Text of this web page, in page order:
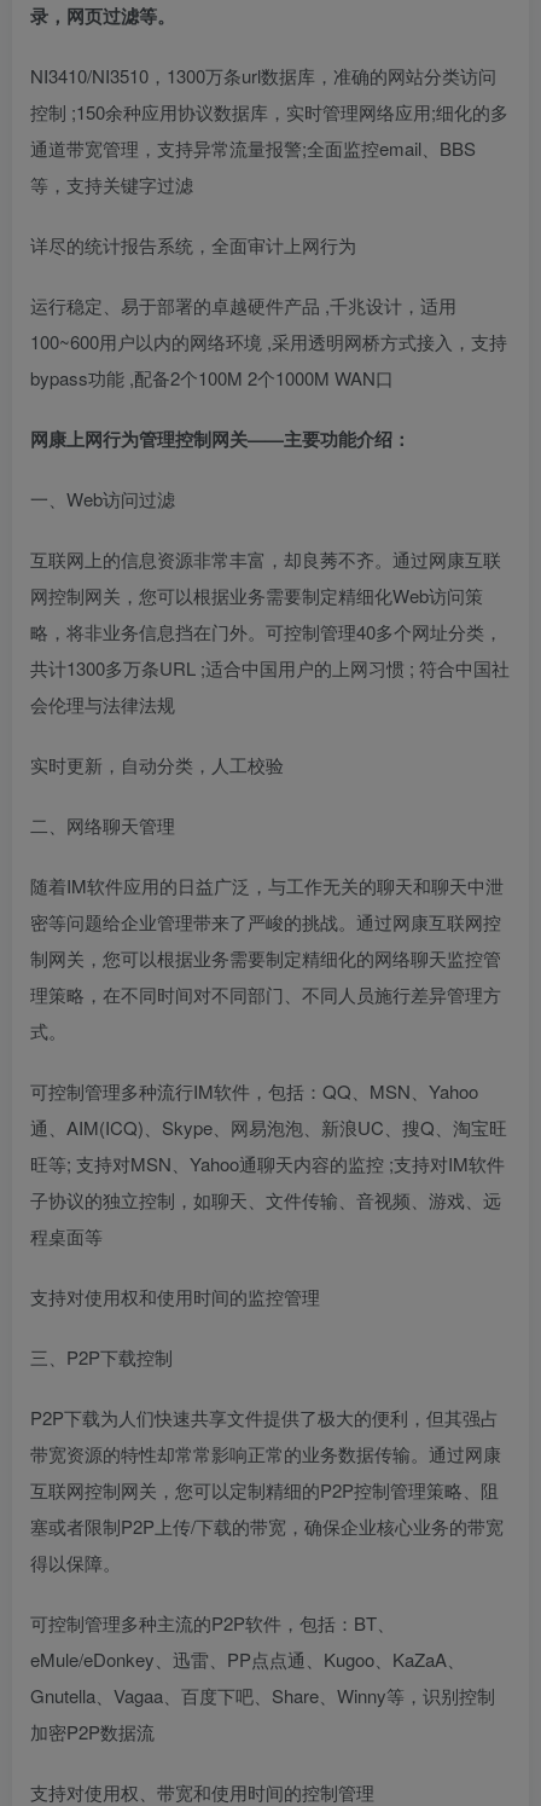
录，网页过滤等。
NI3410/NI3510，1300万条url数据库，准确的网站分类访问
控制 ;150余种应用协议数据库，实时管理网络应用;细化的多
通道带宽管理，支持异常流量报警;全面监控email、BBS
等，支持关键字过滤
详尽的统计报告系统，全面审计上网行为
运行稳定、易于部署的卓越硬件产品 ,千兆设计，适用
100~600用户以内的网络环境 ,采用透明网桥方式接入，支持
bypass功能 ,配备2个100M 2个1000M WAN口
网康上网行为管理控制网关——主要功能介绍：
一、Web访问过滤
互联网上的信息资源非常丰富，却良莠不齐。通过网康互联
网控制网关，您可以根据业务需要制定精细化Web访问策
略，将非业务信息挡在门外。可控制管理40多个网址分类，
共计1300多万条URL ;适合中国用户的上网习惯 ; 符合中国社
会伦理与法律法规
实时更新，自动分类，人工校验
二、网络聊天管理
随着IM软件应用的日益广泛，与工作无关的聊天和聊天中泄
密等问题给企业管理带来了严峻的挑战。通过网康互联网控
制网关，您可以根据业务需要制定精细化的网络聊天监控管
理策略，在不同时间对不同部门、不同人员施行差异管理方
式。
可控制管理多种流行IM软件，包括：QQ、MSN、Yahoo
通、AIM(ICQ)、Skype、网易泡泡、新浪UC、搜Q、淘宝旺
旺等; 支持对MSN、Yahoo通聊天内容的监控 ;支持对IM软件
子协议的独立控制，如聊天、文件传输、音视频、游戏、远
程桌面等
支持对使用权和使用时间的监控管理
三、P2P下载控制
P2P下载为人们快速共享文件提供了极大的便利，但其强占
带宽资源的特性却常常影响正常的业务数据传输。通过网康
互联网控制网关，您可以定制精细的P2P控制管理策略、阻
塞或者限制P2P上传/下载的带宽，确保企业核心业务的带宽
得以保障。
可控制管理多种主流的P2P软件，包括：BT、
eMule/eDonkey、迅雷、PP点点通、Kugoo、KaZaA、
Gnutella、Vagaa、百度下吧、Share、Winny等，识别控制
加密P2P数据流
支持对使用权、带宽和使用时间的控制管理